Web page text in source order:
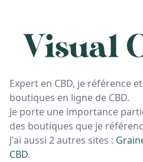
Expert en CBD, je référence
boutiques en ligne de CBD.
Je porte une importance
des boutiques que je
J'ai aussi 2 autres sites :
CBD.